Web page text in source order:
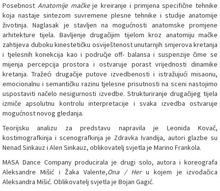
Posebnost Anatomije mačkeje kreiranje i primjena specifične tehnike
koja nastaje sintezom suvremene plesne tehnike i studije anatomije
životinja. Naglasak je stavljen na mogućnosti anatomske promjene
arhitekture tijela. Bavljenje drugačijim tijelom kroz anatomiju mačke
zahtijeva duboku kinestetičku osviještenost unutarnjih smjerova kretanja
i tjelesnih konekcija kao i područje off- balansa i suspenzije čime se
mijenja percepcija prostora i ostvaruje porast vrijednosti dinamike
kretanja. Tražeći drugačije putove izvedbenosti i istražujući misaonu,
emocionalnu i semantičku razinu tjelesne prisutnosti na sceni nastojimo
uspostaviti načelo nesigurnosti izvedbe. Strukturiranje drugačijeg tijela
izmiče apsolutnu kontrolu interpretacije i svaka izvedba ostvaruje
mogućnost novog gledanja.
Teorijsku analizu za predstavu napravila je Leonida Kovač,
kostimografkinja i scenografkinja je Zdravka Ivandija, autori glazbe su
Nenad Sinkauz i Alen Sinkauz, oblikovatelj svjetla je Marino Frankola.
MASA Dance Company producirala je drugi solo, autora i koreografa
Aleksandre Mišić i Žaka Valente,Ona / Heru kojem je izvođačica
Aleksandra Mišić. Oblikovatelj svjetla je Bojan Gagić.